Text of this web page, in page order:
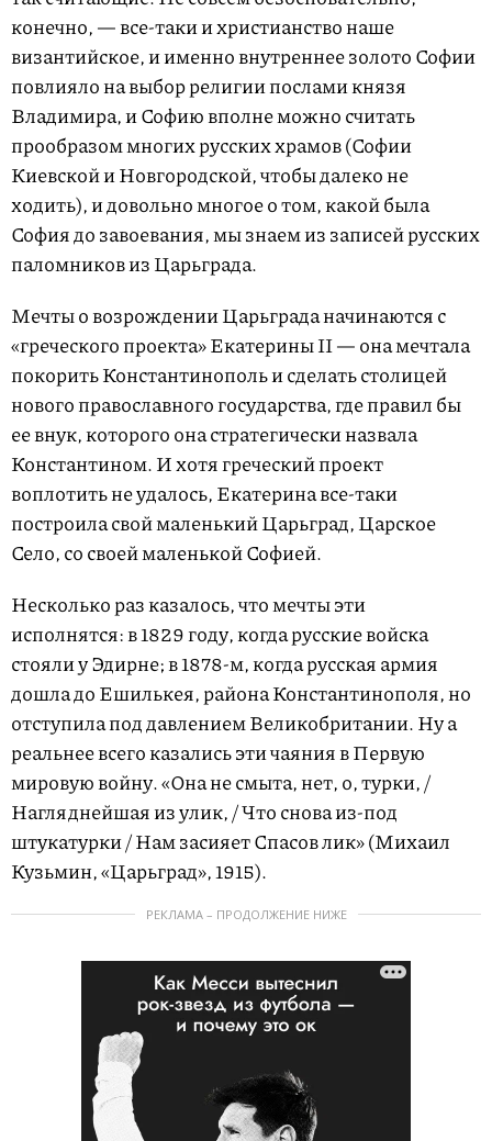
конечно, — все-таки и христианство наше
византийское, и именно внутреннее золото Софии
повлияло на выбор религии послами князя
Владимира, и Софию вполне можно считать
прообразом многих русских храмов (Софии
Киевской и Новгородской, чтобы далеко не
ходить), и довольно многое о том, какой была
София до завоевания, мы знаем из записей русских
паломников из Царьграда.
Мечты о возрождении Царьграда начинаются с
«греческого проекта» Екатерины II — она мечтала
покорить Константинополь и сделать столицей
нового православного государства, где правил бы
ее внук, которого она стратегически назвала
Константином. И хотя греческий проект
воплотить не удалось, Екатерина все-таки
построила свой маленький Царьград, Царское
Село, со своей маленькой Софией.
Несколько раз казалось, что мечты эти
исполнятся: в 1829 году, когда русские войска
стояли у Эдирне; в 1878-м, когда русская армия
дошла до Ешилькея, района Константинополя, но
отступила под давлением Великобритании. Ну а
реальнее всего казались эти чаяния в Первую
мировую войну. «Она не смыта, нет, о, турки, /
Нагляднейшая из улик, / Что снова из-под
штукатурки / Нам засияет Спасов лик» (Михаил
Кузьмин, «Царьград», 1915).
РЕКЛАМА – ПРОДОЛЖЕНИЕ НИЖЕ